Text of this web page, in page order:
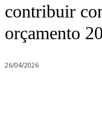
contribuir
orçamento
26/04/2026